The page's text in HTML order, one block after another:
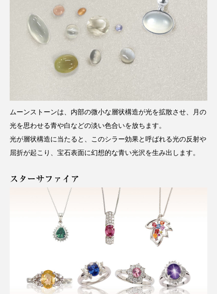
ムーンストーンは、内部の微小な層状構造が光を拡散させ、月の
光を思わせる青や白などの淡い色合いを放ちます。
光が層状構造に当たると、このシラー効果と呼ばれる光の反射や
屈折が起こり、宝石表面に幻想的な青い光沢を生み出します。
スターサファイア